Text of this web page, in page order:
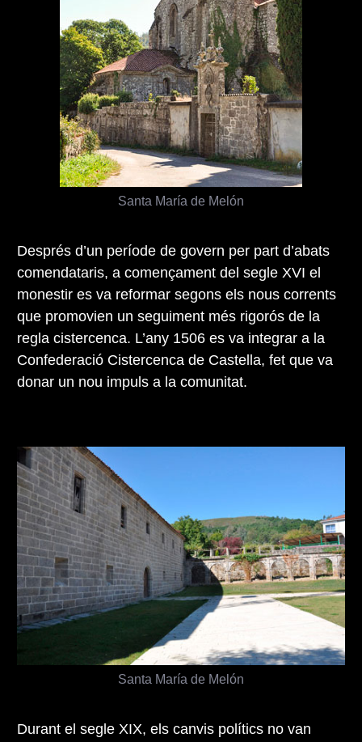
Després d’un període de govern per part d’abats
comendataris, a començament del segle XVI el
monestir es va reformar segons els nous corrents
que promovien un seguiment més rigorós de la
regla cistercenca. L’any 1506 es va integrar a la
Confederació Cistercenca de Castella, fet que va
donar un nou impuls a la comunitat.
Santa María de Melón
Santa María de Melón
Durant el segle XIX, els canvis polítics no van